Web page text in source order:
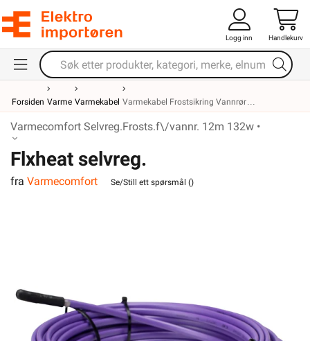
Logg inn Handlekurv
Forsiden Varme Varmekabel Varmekabel Frostsikring Vannrør
Varmecomfort Selvreg.Frosts.f\/vannr. 12m 132w •
Flxheat selvreg.
frostsikringskabel m/term. 13M
fra Varmecomfort Se/Still ett spørsmål ()